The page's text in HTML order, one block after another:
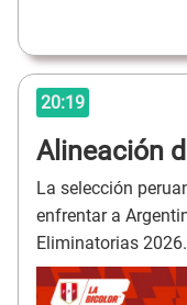
20:19
Alineación
La selección
enfrentar a
Eliminatorias 2026.